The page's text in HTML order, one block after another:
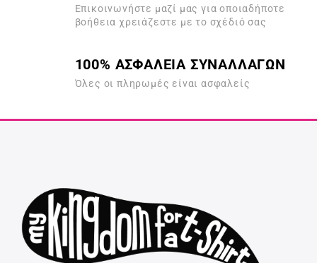
Επικοινωνήστε μαζί μας για οποιαδήποτε
βοήθεια χρειάζεστε με το σχέδιό σας
100% ΑΣΦΑΛΕΙΑ ΣΥΝΑΛΛΑΓΩΝ
Όλες οι πληρωμές είναι ασφαλείς